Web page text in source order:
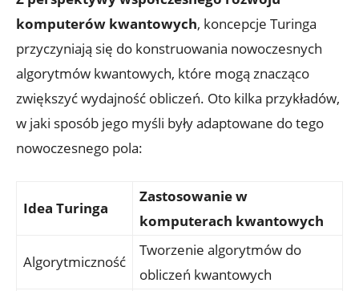
komputerów kwantowych, koncepcje Turinga
przyczyniają się do konstruowania nowoczesnych
algorytmów kwantowych, które mogą znacząco
zwiększyć wydajność obliczeń. Oto kilka przykładów,
w jaki sposób jego myśli były adaptowane do tego
nowoczesnego pola:
Idea Turinga
Zastosowanie w
komputerach kwantowych
Algorytmiczność
Tworzenie algorytmów do
obliczeń kwantowych